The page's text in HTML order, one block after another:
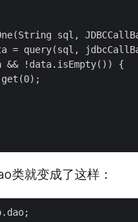
sql,
= query(sql,
&& !data.isEmpty()) {
类就变成了这样：